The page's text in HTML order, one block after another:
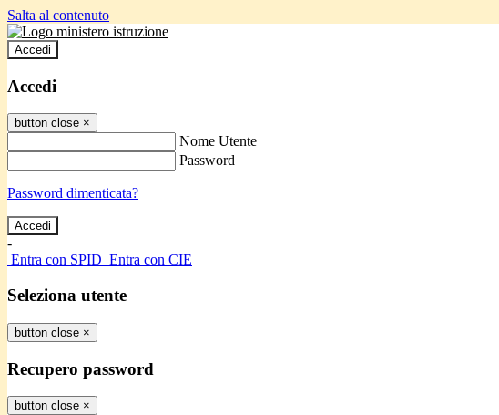
Salta al contenuto
Accedi
Accedi
button close ×
Nome Utente
Password
Password dimenticata?
-
Entra con SPID Entra con CIE
Seleziona utente
button close ×
Recupero password
button close ×